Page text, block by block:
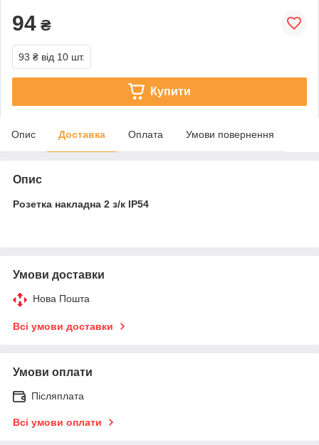
94 ₴
93 ₴ від 10 шт.
Купити
Опис Доставка Оплата Умови повернення
Опис
Розетка накладна 2 з/к IP54
Умови доставки
Нова Пошта
Всі умови доставки
Умови оплати
Післяплата
Всі умови оплати